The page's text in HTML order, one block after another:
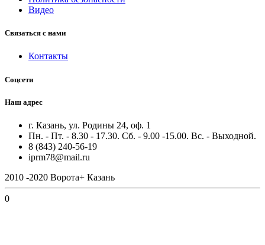
Видео
Связаться с нами
Контакты
Соцсети
Наш адрес
г. Казань, ул. Родины 24, оф. 1
Пн. - Пт. - 8.30 - 17.30. Сб. - 9.00 -15.00. Вс. - Выходной.
8 (843) 240-56-19
iprm78@mail.ru
2010 -2020 Ворота+ Казань
0